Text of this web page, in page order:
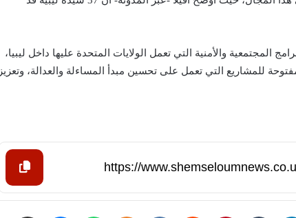
المجتمعية والأمنية التي تعمل الولايات المتحدة عليها داخل ليبيا،
الجاري 2022 عن منافسة مفتوحة للمشاريع التي تعمل على تحسين مبدأ المساءلة والعدالة، وتعزيز